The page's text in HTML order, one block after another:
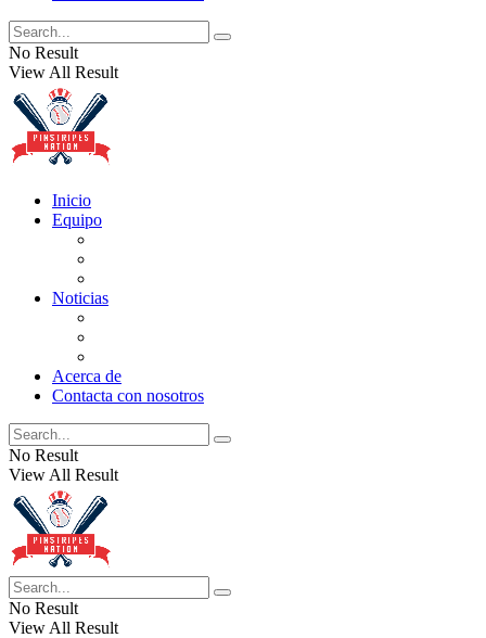
No Result
View All Result
Inicio
Equipo
Noticias
Acerca de
Contacta con nosotros
No Result
View All Result
No Result
View All Result